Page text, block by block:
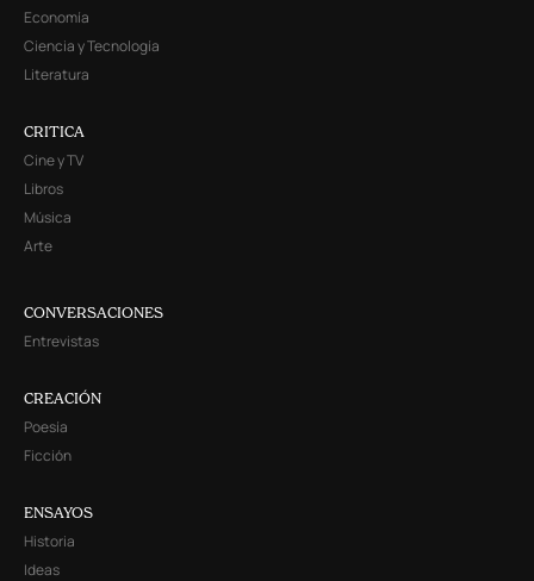
Economía
Ciencia y Tecnología
Literatura
CRITICA
Cine y TV
Libros
Música
Arte
CONVERSACIONES
Entrevistas
CREACIÓN
Poesía
Ficción
ENSAYOS
Historia
Ideas